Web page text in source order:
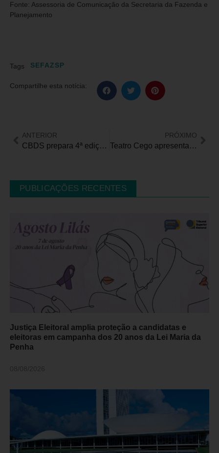
Fonte: Assessoria de Comunicação da Secretaria da Fazenda e
Planejamento
Tags SEFAZSP
Compartilhe esta notícia:
ANTERIOR
CBDS prepara 4ª edição da Surdolimpíada Nacional
PRÓXIMO
Teatro Cego apresenta “Clarear ”, no Teatro Sérgio Cardoso em SP
PUBLICAÇÕES RECENTES
Justiça Eleitoral amplia proteção a candidatas e
eleitoras em campanha dos 20 anos da Lei Maria da
Penha